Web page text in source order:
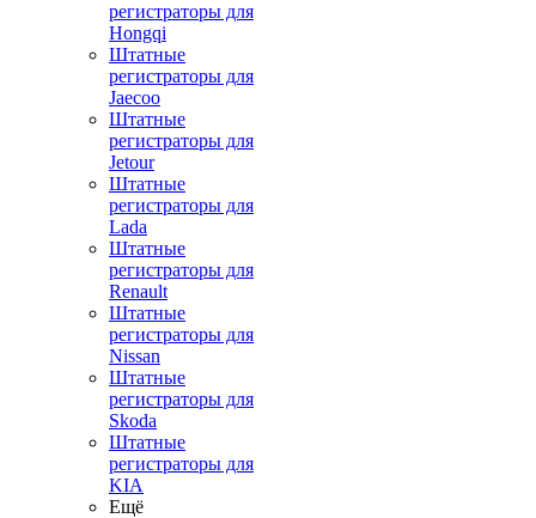
регистраторы для
Hongqi
Штатные
регистраторы для
Jaecoo
Штатные
регистраторы для
Jetour
Штатные
регистраторы для
Lada
Штатные
регистраторы для
Renault
Штатные
регистраторы для
Nissan
Штатные
регистраторы для
Skoda
Штатные
регистраторы для
KIA
Ещё